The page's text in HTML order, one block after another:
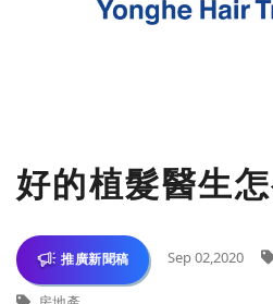
好的植髮醫生
推廣新聞稿 Sep 02,2020